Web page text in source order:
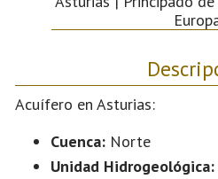
Acuífero en Asturias:
Cuenca: Norte
Unidad Hidrogeológica: